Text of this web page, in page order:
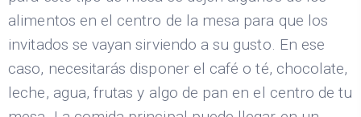
alimentos en el centro de la mesa para que los
invitados se vayan sirviendo a su gusto. En ese
caso, necesitarás disponer el café o té, chocolate,
leche, agua, frutas y algo de pan en el centro de tu